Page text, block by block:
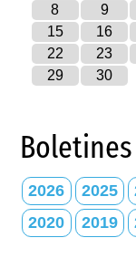
8
9
15
16
22
23
29
30
Boletines
2026 2025
2020
2019